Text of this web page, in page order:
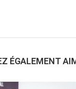
ÉGALEMENT